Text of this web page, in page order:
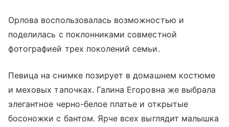
Орлова воспользовалась возможностью и
поделилась с поклонниками совместной
фотографией трех поколений семьи.
Певица на снимке позирует в домашнем костюме
и меховых тапочках. Галина Егоровна же выбрала
элегантное черно-белое платье и открытые
босоножки с бантом. Ярче всех выглядит малышка